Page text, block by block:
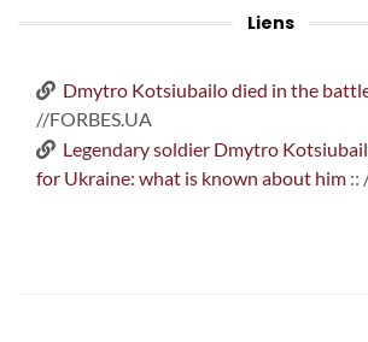
Liens
Dmytro Kotsiubailo died in the
//FORBES.UA
Legendary soldier Dmytro
for Ukraine: what is known about him ::